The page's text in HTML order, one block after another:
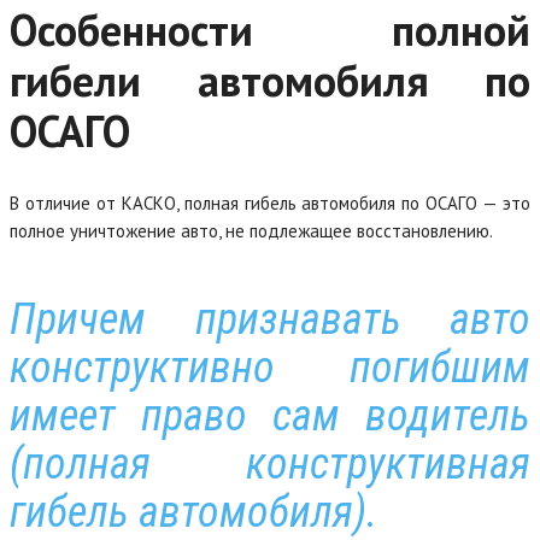
Особенности полной
гибели автомобиля по
ОСАГО
В отличие от КАСКО, полная гибель автомобиля по ОСАГО — это
полное уничтожение авто, не подлежащее восстановлению.
Причем признавать авто
конструктивно погибшим
имеет право сам водитель
(полная конструктивная
гибель автомобиля).